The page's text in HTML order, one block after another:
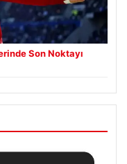
Son Noktayı